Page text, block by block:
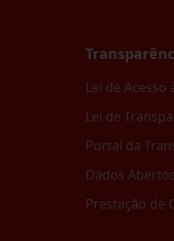
Lei de
Lei de
Portal da
Dados
Prestação de